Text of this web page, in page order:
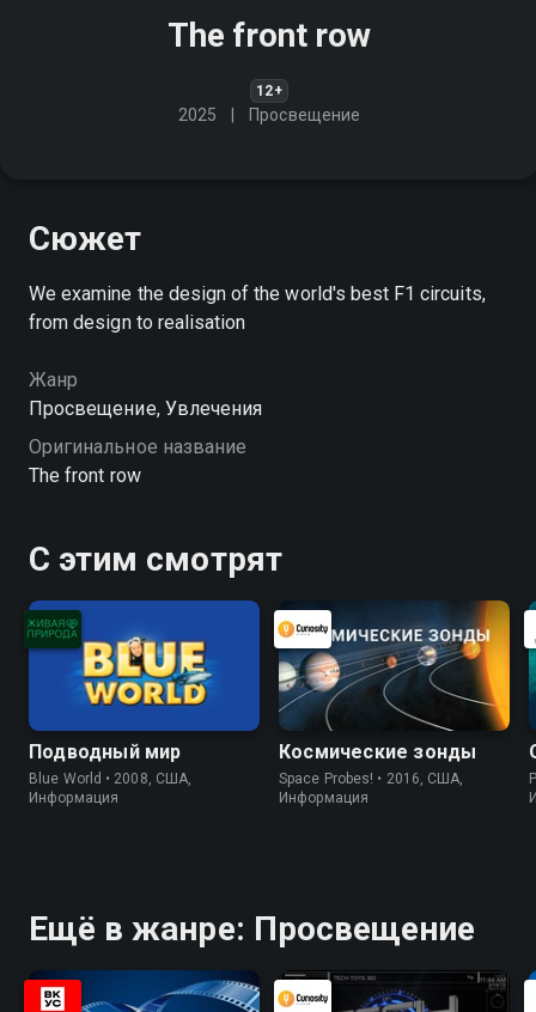
The front row
12+
2025 Просвещение
Сюжет
We examine the design of the world's best F1 circuits,
from design to realisation
Жанр
Просвещение, Увлечения
Оригинальное название
The front row
С этим смотрят
Подводный мир
Blue World • 2008, США,
Информация
Космические зонды
Space Probes! • 2016, США,
Информация
Ещё в жанре: Просвещение